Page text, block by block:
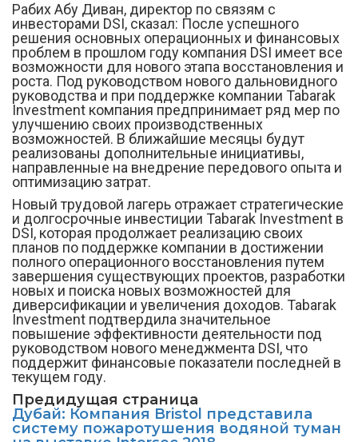
Рабих Абу Диван, директор по связям с
инвесторами DSI, сказал: После успешного
решения основных операционных и финансовых
проблем в прошлом году компания DSI имеет все
возможности для нового этапа восстановления и
роста. Под руководством нового дальновидного
руководства и при поддержке компании Tabarak
Investment компания предпринимает ряд мер по
улучшению своих производственных
возможностей. В ближайшие месяцы будут
реализованы дополнительные инициативы,
направленные на внедрение передового опыта и
оптимизацию затрат.
Новый трудовой лагерь отражает стратегические
и долгосрочные инвестиции Tabarak Investment в
DSI, которая продолжает реализацию своих
планов по поддержке компании в достижении
полного операционного восстановления путем
завершения существующих проектов, разработки
новых и поиска новых возможностей для
диверсификации и увеличения доходов. Tabarak
Investment подтвердила значительное
повышение эффективности деятельности под
руководством нового менеджмента DSI, что
поддержит финансовые показатели последней в
текущем году.
Предидущая страница
Дубай: Компания Bristol представила
систему пожаротушения водяной туман